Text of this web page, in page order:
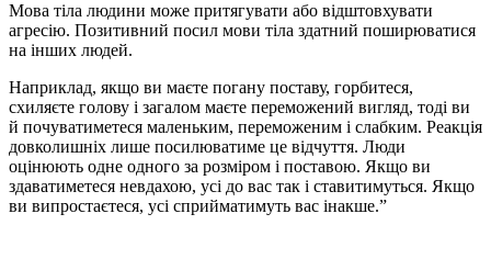
Мова тіла людини може притягувати або відштовхувати
агресію. Позитивний посил мови тіла здатний поширюватися
на інших людей.
Наприклад, якщо ви маєте погану поставу, горбитеся,
схиляєте голову і загалом маєте переможений вигляд, тоді ви
й почуватиметеся маленьким, переможеним і слабким. Реакція
довколишніх лише посилюватиме це відчуття. Люди
оцінюють одне одного за розміром і поставою. Якщо ви
здаватиметеся невдахою, усі до вас так і ставитимуться. Якщо
ви випростаєтеся, усі сприйматимуть вас інакше.”